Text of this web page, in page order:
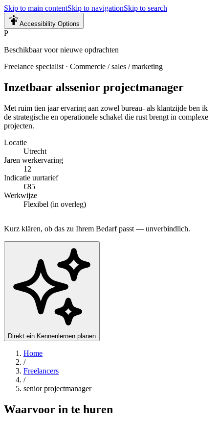
Skip to main contentSkip to navigationSkip to search
Accessibility Options
P
Beschikbaar voor nieuwe opdrachten
Freelance specialist · Commercie / sales / marketing
Inzetbaar alssenior projectmanager
​Met ruim tien jaar ervaring aan zowel bureau- als klantzijde ben ik
de strategische en operationele schakel die rust brengt in complexe
projecten.
Locatie
Utrecht
Jaren werkervaring
12
Indicatie uurtarief
€85
Werkwijze
Flexibel (in overleg)
Kurz klären, ob das zu Ihrem Bedarf passt — unverbindlich.
Direkt ein Kennenlernen planen
Home
/
Freelancers
/
senior projectmanager
Waarvoor in te huren